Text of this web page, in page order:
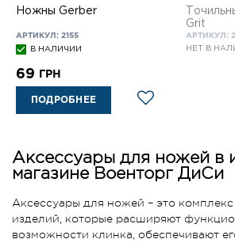
Ножны Gerber
АРТИКУЛ: 2155
В НАЛИЧИИ
69 ГРН
ПОДРОБНЕЕ
Grit
АРТИКУЛ:
НЕТ В
Аксессуары для ножей в
магазине Военторг ДиСи
Аксессуары для ножей – это
изделий, которые расширяют
возможности клинка, обеспечивают